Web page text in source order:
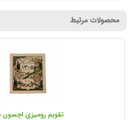
محصولات مرتبط
تقویم رومیزی اچسون 1405